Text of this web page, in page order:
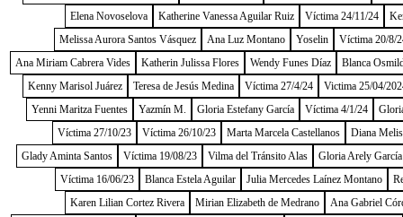
Elena Novoselova
Katherine Vanessa Aguilar Ruiz Víctima 24/11/24
Melissa Aurora Santos Vásquez
Ana Luz Montano Yoselin
Víctima 20/8/
Ana Miriam Cabrera Vides
Katherin Julissa Flores Wendy Funes Díaz
Blanca
Kenny Marisol Juárez
Teresa de Jesús Medina Víctima 27/4/24
Victima 25/04/
Yenni Maritza Fuentes
Yazmín M. Gloria Estefany García Víctima 4/1/24
Víctima 27/10/23
Víctima 26/10/23 Marta Marcela Castellanos
Diana
Glady Aminta Santos
Víctima 19/08/23 Vilma del Tránsito Alas
Gloria Arely García
Víctima 16/06/23
Blanca Estela Aguilar Julia Mercedes Laínez Montano
Karen Lilian Cortez Rivera
Mirian Elizabeth de Medrano
Ana Gabriel